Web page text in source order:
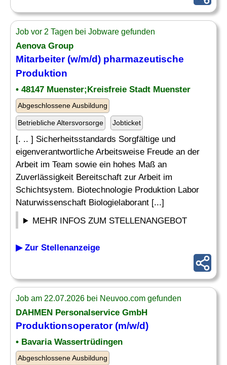
Job vor 2 Tagen bei Jobware gefunden
Aenova Group
Mitarbeiter (w/m/d) pharmazeutische
Produktion
• 48147 Muenster;Kreisfreie Stadt Muenster
Abgeschlossene Ausbildung
Betriebliche Altersvorsorge Jobticket
[. .. ] Sicherheitsstandards Sorgfältige und
eigenverantwortliche Arbeitsweise Freude an der
Arbeit im Team sowie ein hohes Maß an
Zuverlässigkeit Bereitschaft zur Arbeit im
Schichtsystem. Biotechnologie Produktion Labor
Naturwissenschaft Biologielaborant [...]
MEHR INFOS ZUM STELLENANGEBOT
▶ Zur Stellenanzeige
Job am 22.07.2026 bei Neuvoo.com gefunden
DAHMEN Personalservice GmbH
Produktionsoperator (m/w/d)
• Bavaria Wassertrüdingen
Abgeschlossene Ausbildung